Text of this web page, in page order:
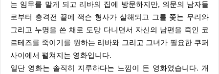
는 임무를 맡게 되고 리바의 집에 방문하지만, 의문의 남자들
로부터 총격전 끝에 잭슨 형사가 살해되고 그를 쫓는 무리와
그리고 누명을 쓴 채로 도망 다니면서 자신의 남편을 죽인 코
르테즈를 죽이기를 원하는 리바와 그리고 그녀가 필요한 쿠퍼
사이에서 펼쳐지는 영화입니다.
일단 영화는 솔직히 지루하다는 느낌이 든 영화였습니다. 개